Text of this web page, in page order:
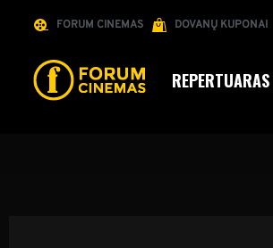
FORUM CINEMAS DOVANŲ KUPONAI
REPERTUARAS